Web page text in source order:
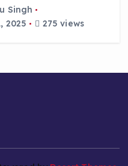
Singh
2025
275 views